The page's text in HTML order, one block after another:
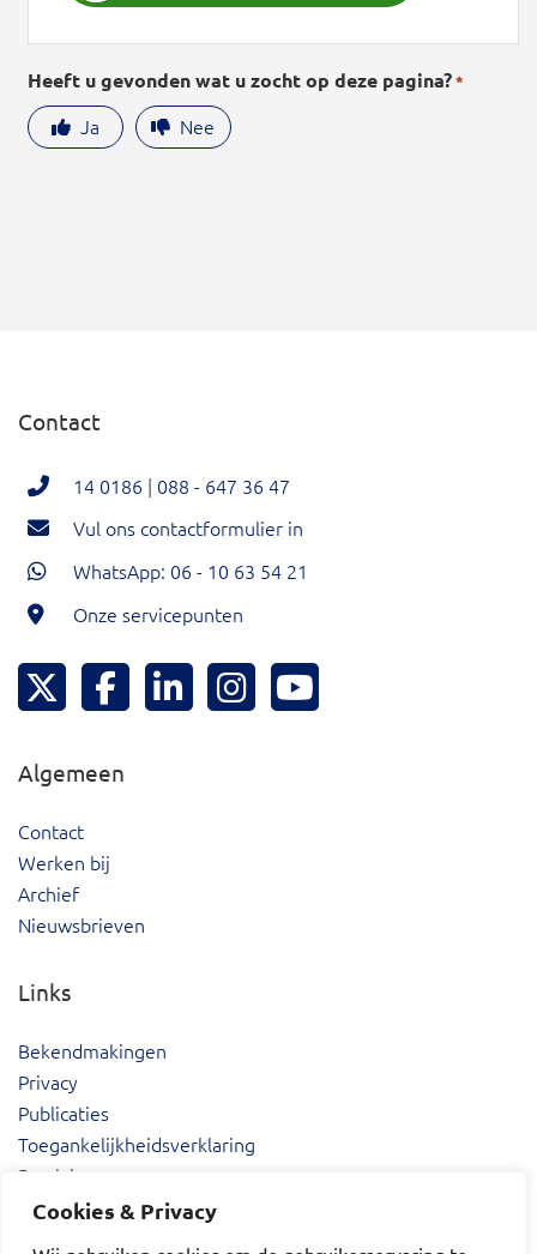
Cookies & Privacy
Heeft u gevonden wat u zocht op deze pagina?*
Ja Nee
Contact
14 0186 | 088 - 647 36 47
Vul ons contactformulier in
WhatsApp: 06 - 10 63 54 21
Onze servicepunten
Hoeksche Waard Twitter
Hoeksche Waard Facebook
Hoeksche Waard LinkedIn
Hoeksche Waard Instagram
Algemeen
Contact
Werken bij
Archief
Nieuwsbrieven
Links
Bekendmakingen
Privacy
Publicaties
Toegankelijkheidsverklaring
Proclaimer